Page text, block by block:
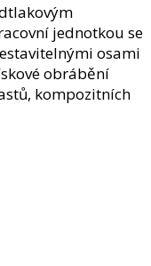
jednotkou se
osami
obrábění
kompozitních